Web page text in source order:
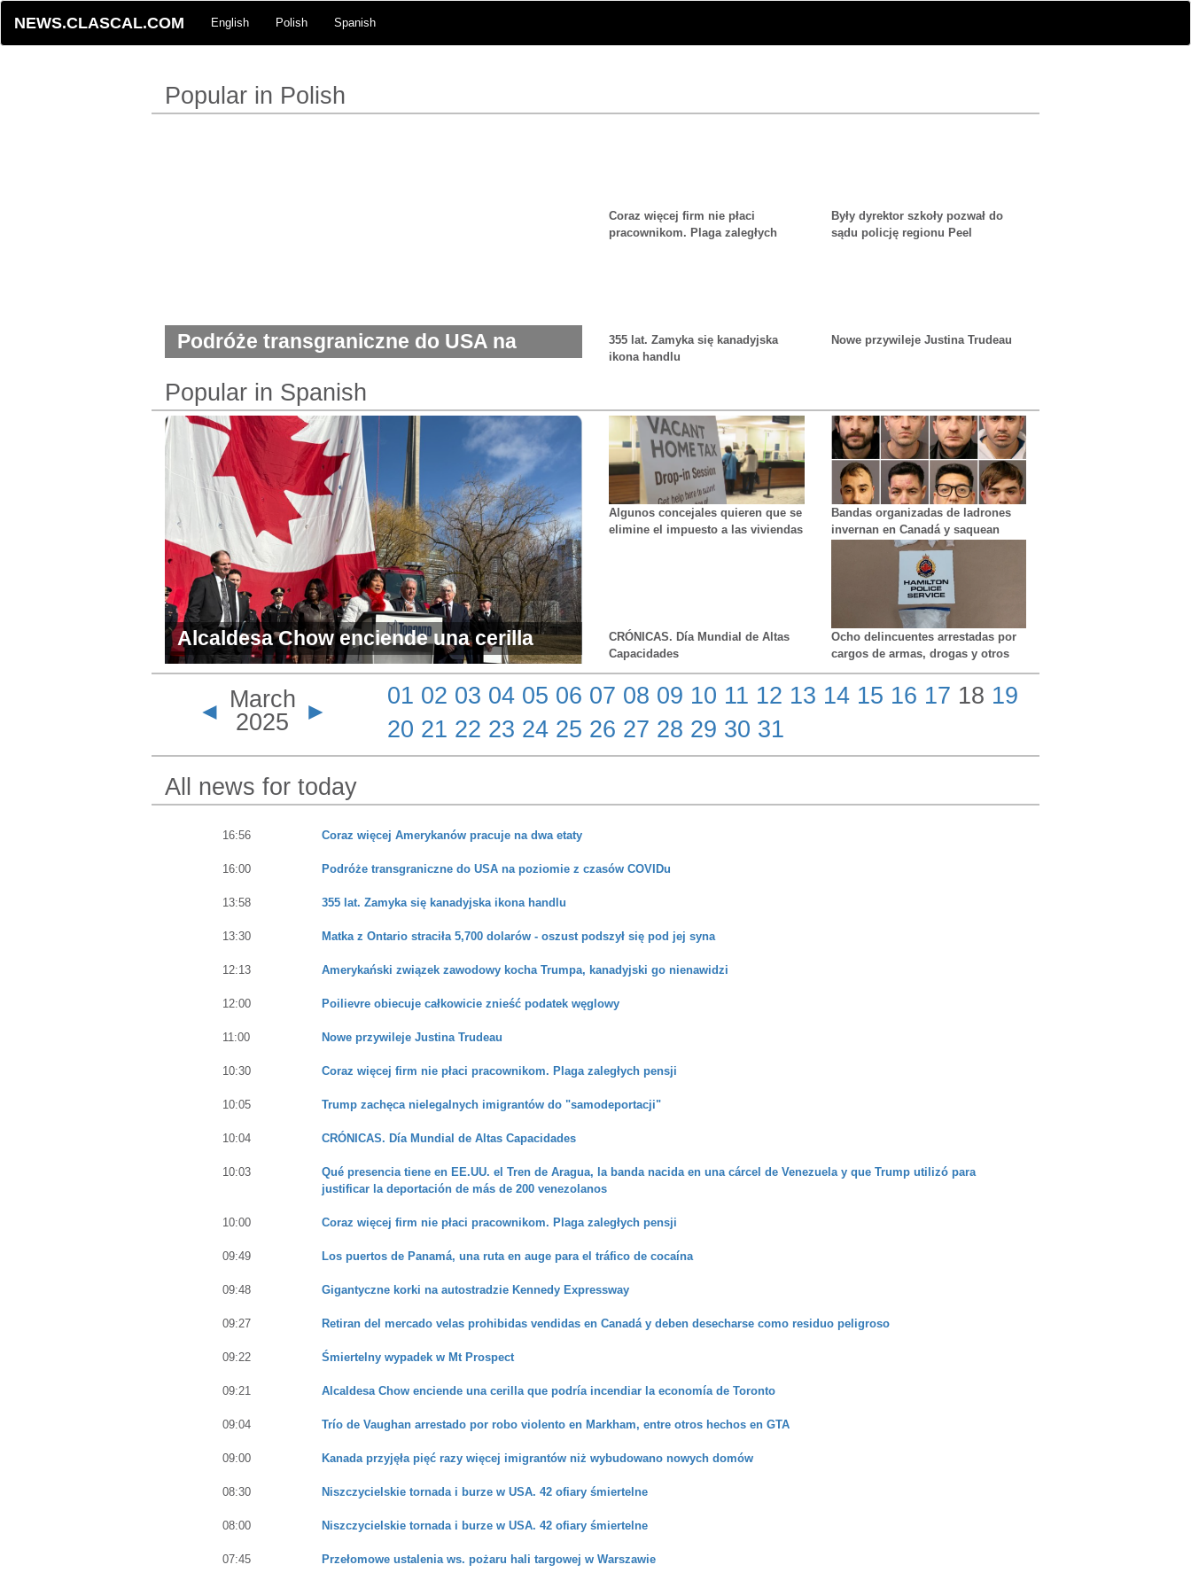
NEWS.CLASCAL.COM English Polish Spanish
Popular in Polish
Podróże transgraniczne do USA na
Coraz więcej firm nie płaci
pracownikom. Plaga zaległych
Były dyrektor szkoły pozwał do
sądu policję regionu Peel
355 lat. Zamyka się kanadyjska
ikona handlu
Nowe przywileje Justina Trudeau
Popular in Spanish
Alcaldesa Chow enciende una cerilla
que podría incendiar la economía de
Toronto
Algunos concejales quieren que se
elimine el impuesto a las viviendas
Bandas organizadas de ladrones
invernan en Canadá y saquean
CRÓNICAS. Día Mundial de Altas
Capacidades
Ocho delincuentes arrestadas por
cargos de armas, drogas y otros
delitos durante el registro policial
de dos viviendas en Hamilton
◄ March
2025
►
01 02 03 04 05 06 07 08 09 10 11 12 13 14 15 16 17 18 19
20 21 22 23 24 25 26 27 28 29 30 31
All news for today
16:56 Coraz więcej Amerykanów pracuje na dwa etaty
16:00 Podróże transgraniczne do USA na poziomie z czasów COVIDu
13:58 355 lat. Zamyka się kanadyjska ikona handlu
13:30 Matka z Ontario straciła 5,700 dolarów - oszust podszył się pod jej syna
12:13 Amerykański związek zawodowy kocha Trumpa, kanadyjski go nienawidzi
12:00 Poilievre obiecuje całkowicie znieść podatek węglowy
11:00 Nowe przywileje Justina Trudeau
10:30 Coraz więcej firm nie płaci pracownikom. Plaga zaległych pensji
10:05 Trump zachęca nielegalnych imigrantów do "samodeportacji"
10:04 CRÓNICAS. Día Mundial de Altas Capacidades
10:03
Qué presencia tiene en EE.UU. el Tren de Aragua, la banda nacida en una cárcel de Venezuela y que Trump utilizó para
justificar la deportación de más de 200 venezolanos
10:00 Coraz więcej firm nie płaci pracownikom. Plaga zaległych pensji
09:49 Los puertos de Panamá, una ruta en auge para el tráfico de cocaína
09:48 Gigantyczne korki na autostradzie Kennedy Expressway
09:27 Retiran del mercado velas prohibidas vendidas en Canadá y deben desecharse como residuo peligroso
09:22 Śmiertelny wypadek w Mt Prospect
09:21 Alcaldesa Chow enciende una cerilla que podría incendiar la economía de Toronto
09:04 Trío de Vaughan arrestado por robo violento en Markham, entre otros hechos en GTA
09:00 Kanada przyjęła pięć razy więcej imigrantów niż wybudowano nowych domów
08:30 Niszczycielskie tornada i burze w USA. 42 ofiary śmiertelne
08:00 Niszczycielskie tornada i burze w USA. 42 ofiary śmiertelne
07:45 Przełomowe ustalenia ws. pożaru hali targowej w Warszawie